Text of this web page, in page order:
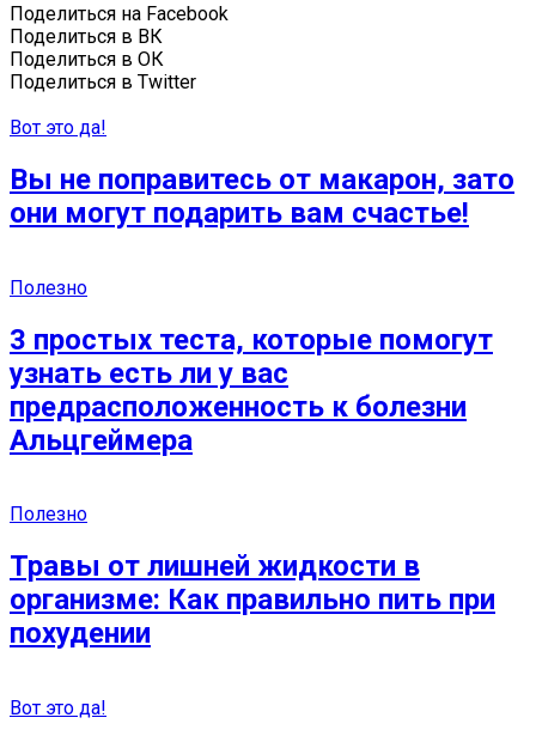
Поделиться на Facebook
Поделиться в ВК
Поделиться в ОК
Поделиться в Twitter
Вот это да!
Вы не поправитесь от макарон, зато
они могут подарить вам счастье!
Полезно
3 простых теста, которые помогут
узнать есть ли у вас
предрасположенность к болезни
Альцгеймера
Полезно
Травы от лишней жидкости в
организме: Как правильно пить при
похудении
Вот это да!